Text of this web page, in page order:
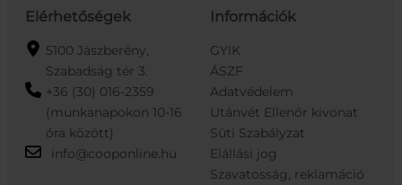
Elérhetőségek
5100 Jászberény,
Szabadság tér 3.
+36 (30) 016-2359
(munkanapokon 10-16
óra között)
info@cooponline.hu
Információk
GYIK
ÁSZF
Adatvédelem
Utánvét Ellenőr kivonat
Süti Szabályzat
Elállási jog
Szavatosság, reklamáció